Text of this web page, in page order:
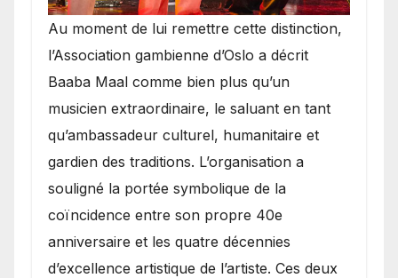
​Au moment de lui remettre cette distinction,
l’Association gambienne d’Oslo a décrit
Baaba Maal comme bien plus qu’un
musicien extraordinaire, le saluant en tant
qu’ambassadeur culturel, humanitaire et
gardien des traditions. L’organisation a
souligné la portée symbolique de la
coïncidence entre son propre 40e
anniversaire et les quatre décennies
d’excellence artistique de l’artiste. Ces deux